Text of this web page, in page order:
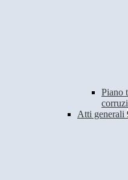
Piano
Atti generali